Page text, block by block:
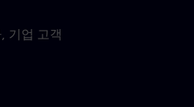
기업 고객